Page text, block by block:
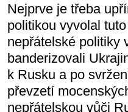
Nejprve je třeba
politikou vyvolal
nepřátelské politiky
banderizovali
k Rusku a po
převzetí
nepřátelskou vůči